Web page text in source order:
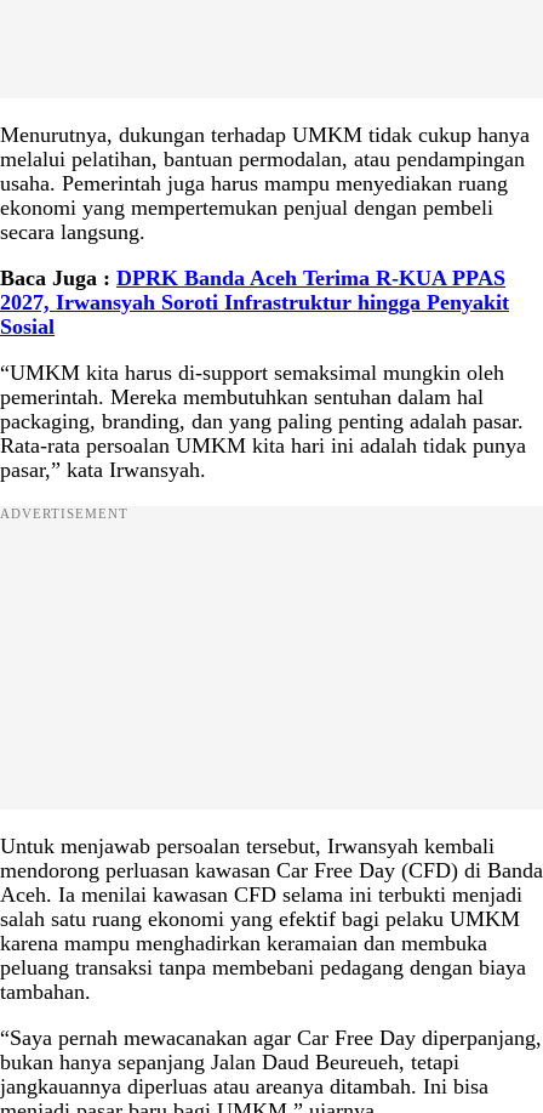
Menurutnya, dukungan terhadap UMKM tidak cukup hanya
melalui pelatihan, bantuan permodalan, atau pendampingan
usaha. Pemerintah juga harus mampu menyediakan ruang
ekonomi yang mempertemukan penjual dengan pembeli
secara langsung.
Baca Juga : DPRK Banda Aceh Terima R-KUA PPAS
2027, Irwansyah Soroti Infrastruktur hingga Penyakit
Sosial
“UMKM kita harus di-support semaksimal mungkin oleh
pemerintah. Mereka membutuhkan sentuhan dalam hal
packaging, branding, dan yang paling penting adalah pasar.
Rata-rata persoalan UMKM kita hari ini adalah tidak punya
pasar,” kata Irwansyah.
ADVERTISEMENT
Untuk menjawab persoalan tersebut, Irwansyah kembali
mendorong perluasan kawasan Car Free Day (CFD) di Banda
Aceh. Ia menilai kawasan CFD selama ini terbukti menjadi
salah satu ruang ekonomi yang efektif bagi pelaku UMKM
karena mampu menghadirkan keramaian dan membuka
peluang transaksi tanpa membebani pedagang dengan biaya
tambahan.
“Saya pernah mewacanakan agar Car Free Day diperpanjang,
bukan hanya sepanjang Jalan Daud Beureueh, tetapi
jangkauannya diperluas atau areanya ditambah. Ini bisa